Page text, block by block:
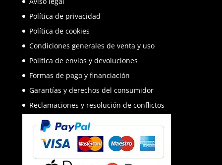
Política de privacidad
Política de cookies
Condiciones generales de venta y uso
Politica de envios y devoluciones
Formas de pago y financiación
Garantías y derechos del consumidor
Reclamaciones y resolución de conflictos